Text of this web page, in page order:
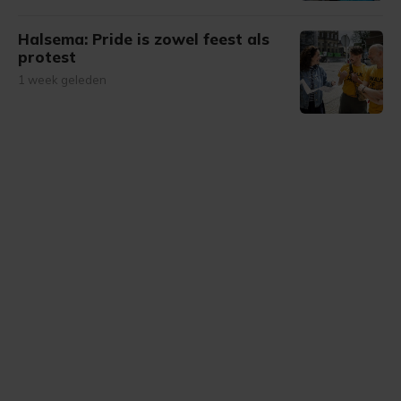
Halsema: Pride is zowel feest als
protest
1 week geleden